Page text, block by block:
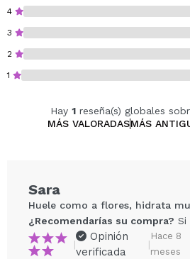
4
3
2
1
Hay 1reseña(s) globales
MÁS VALORADASMÁS
Sara
Huele como a flores, hidrata
¿Recomendarías su compra? Si
|
Opinión
verificada
|
Hace 8
meses